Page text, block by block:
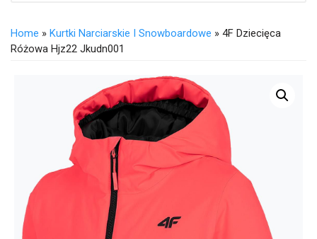
Home » Kurtki Narciarskie I Snowboardowe » 4F Dziecięca
Różowa Hjz22 Jkudn001